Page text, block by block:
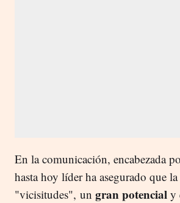
En la comunicación, encabezada
hasta hoy líder ha asegurado que
"vicisitudes", un gran potencial y